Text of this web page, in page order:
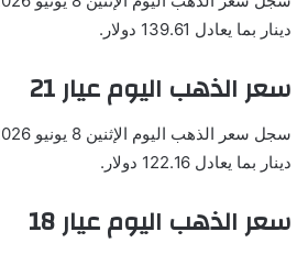
دينار بما يعادل 139.61 دولار.
سعر الذهب اليوم عيار 21
دينار بما يعادل 122.16 دولار.
سعر الذهب اليوم عيار 18